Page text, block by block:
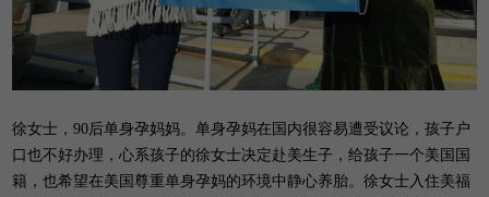
徐女士，90后单身孕妈妈。单身孕妈在国内很容易遭受议论，孩子户
口也不好办理，心系孩子的徐女士决定赴美生子，给孩子一个美国国
籍，也希望在美国尊重单身孕妈的环境中静心养胎。徐女士入住美福